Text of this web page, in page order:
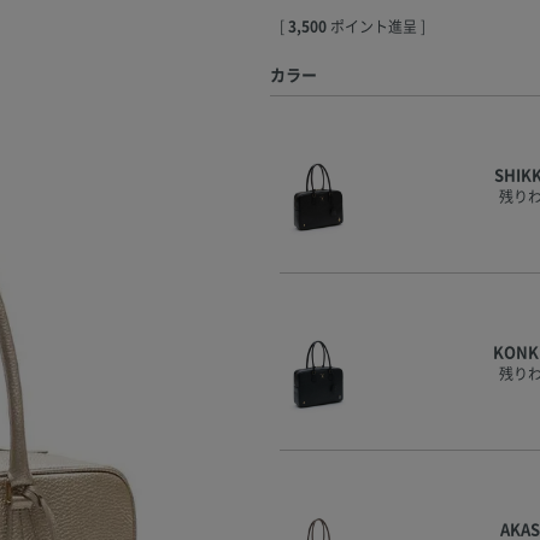
[ 3,500 ポイント進呈 ]
カラー
残り
残り